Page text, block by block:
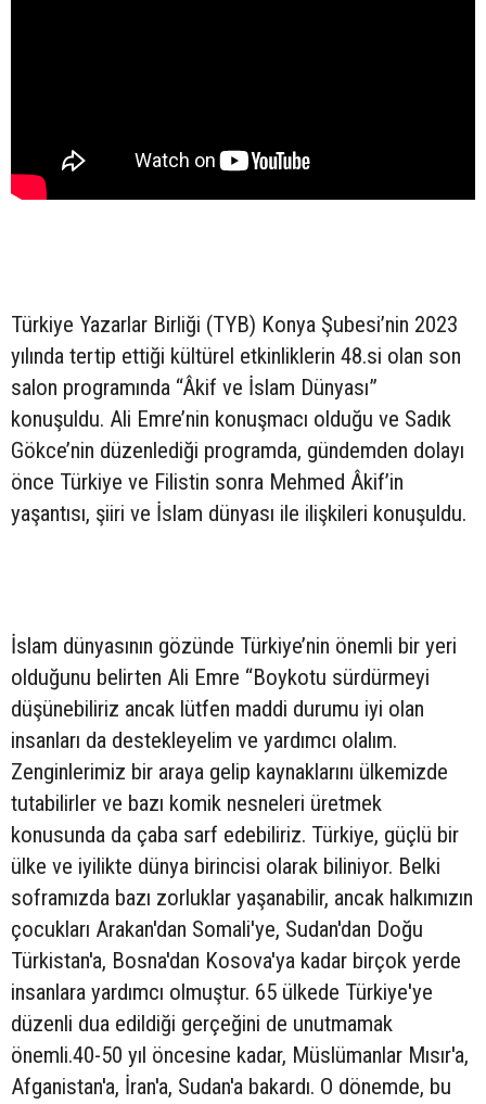
Türkiye Yazarlar Birliği (TYB) Konya Şubesi’nin 2023
yılında tertip ettiği kültürel etkinliklerin 48.si olan son
salon programında “Âkif ve İslam Dünyası”
konuşuldu. Ali Emre’nin konuşmacı olduğu ve Sadık
Gökce’nin düzenlediği programda, gündemden dolayı
önce Türkiye ve Filistin sonra Mehmed Âkif’in
yaşantısı, şiiri ve İslam dünyası ile ilişkileri konuşuldu.
İslam dünyasının gözünde Türkiye’nin önemli bir yeri
olduğunu belirten Ali Emre “Boykotu sürdürmeyi
düşünebiliriz ancak lütfen maddi durumu iyi olan
insanları da destekleyelim ve yardımcı olalım.
Zenginlerimiz bir araya gelip kaynaklarını ülkemizde
tutabilirler ve bazı komik nesneleri üretmek
konusunda da çaba sarf edebiliriz. Türkiye, güçlü bir
ülke ve iyilikte dünya birincisi olarak biliniyor. Belki
soframızda bazı zorluklar yaşanabilir, ancak halkımızın
çocukları Arakan'dan Somali'ye, Sudan'dan Doğu
Türkistan'a, Bosna'dan Kosova'ya kadar birçok yerde
insanlara yardımcı olmuştur. 65 ülkede Türkiye'ye
düzenli dua edildiği gerçeğini de unutmamak
önemli.40-50 yıl öncesine kadar, Müslümanlar Mısır'a,
Afganistan'a, İran'a, Sudan'a bakardı. O dönemde, bu